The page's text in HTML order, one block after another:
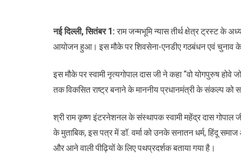
नई दिल्ली, सितंबर 1: राम जन्मभूमि न्यास तीर्थ क्षेत्र ट्रस्ट के
आयोजन हुआ। इस मौके पर शिवसेना-एनडीए गठबंधन एवं चुनाव के
इस मौके पर स्वामी नृत्यगोपाल दास जी ने कहा “वो योगपुरुष
तक विकसित राष्ट्र बनाने के माननीय प्रधानमंत्री के संकल्प को
श्री राम कृष्ण इंटरनेशनल के संस्थापक स्वामी महेंद्र दास गोपाल
के मुताबिक, इस पत्र में डॉ. वर्मा को उनके सनातन धर्म, हिंदू
और आने वाली पीढ़ियों के लिए पथप्रदर्शक बताया गया है।